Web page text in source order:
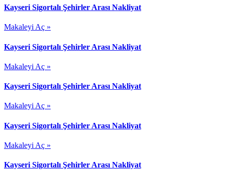
Kayseri Sigortalı Şehirler Arası Nakliyat
Makaleyi Aç »
Kayseri Sigortalı Şehirler Arası Nakliyat
Makaleyi Aç »
Kayseri Sigortalı Şehirler Arası Nakliyat
Makaleyi Aç »
Kayseri Sigortalı Şehirler Arası Nakliyat
Makaleyi Aç »
Kayseri Sigortalı Şehirler Arası Nakliyat